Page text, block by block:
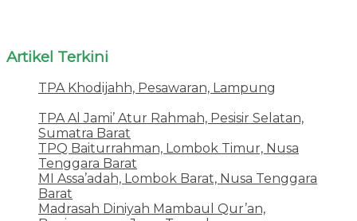
Artikel Terkini
TPA Khodijahh, Pesawaran, Lampung
TPA Al Jami’ Atur Rahmah, Pesisir Selatan,
Sumatra Barat
TPQ Baiturrahman, Lombok Timur, Nusa
Tenggara Barat
MI Assa’adah, Lombok Barat, Nusa Tenggara
Barat
Madrasah Diniyah Mambaul Qur’an,